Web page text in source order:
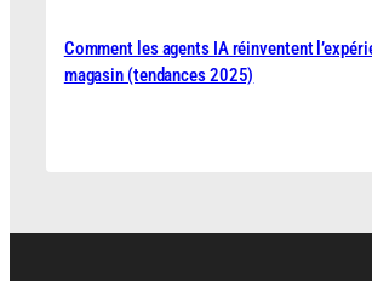
Comment les agents IA réinventent
magasin (tendances 2025)